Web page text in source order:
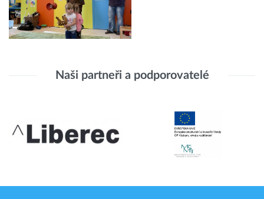
Naši partneři a podporovatelé